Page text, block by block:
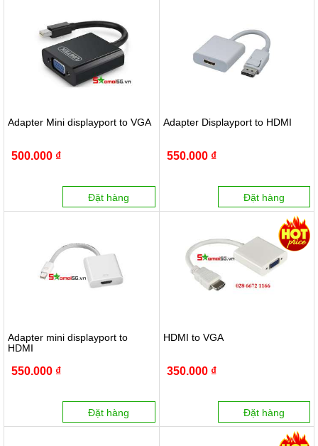
Adapter Mini displayport to VGA
500.000 ₫
Đặt hàng
Adapter Displayport to HDMI
550.000 ₫
Đặt hàng
Adapter mini displayport to
HDMI
550.000 ₫
Đặt hàng
HDMI to VGA
350.000 ₫
Đặt hàng